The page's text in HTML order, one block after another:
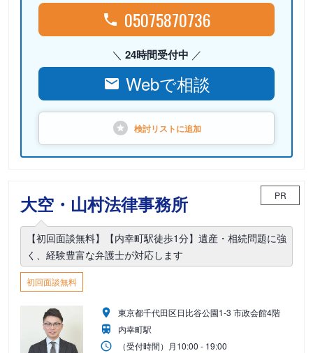
05075870736
24時間受付中
Webで相談
検討リストに追加
大空・山村法律事務所 PR
【初回面談無料】【内幸町駅徒歩1分】遺産・相続問題に強
く、経験豊富な弁護士が対応します
初回面談無料
東京都千代田区日比谷公園1-3 市政会館4階
内幸町駅
（受付時間） 月10:00 - 19:00